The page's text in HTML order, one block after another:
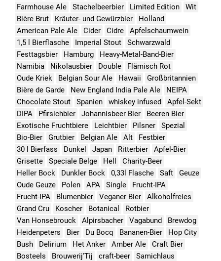
Farmhouse Ale
Stachelbeerbier Limited Edition
Wit
Bière Brut
Kräuter- und Gewürzbier
Holland
American Pale Ale
Cider Cidre
Apfelschaumwein
1,5 l Bierflasche
Imperial Stout
Schwarzwald
Festtagsbier
Hamburg
Heavy-Metal-Band-Bier
Namibia
Nikolausbier Double
Flämisch Rot
Oude Kriek
Belgian Sour Ale Hawaii
Großbritannien
Bière de Garde
New England India Pale Ale
NEIPA
Chocolate Stout
Spanien whiskey infused
Apfel-Sekt
DIPA
Pfirsichbier Johannisbeer Bier
Beeren Bier
Exotische Fruchtbiere
Leichtbier Pilsner
Spezial
Bio-Bier
Grutbier Belgian Ale Alt
Festbier
30 l Bierfass
Dunkel Japan Ritterbier
Apfel-Bier
Grisette
Speciale Belge Hell
Charity-Beer
Heller Bock
Dunkler Bock 0,33l Flasche Saft
Geuze
Oude Geuze
Polen APA Single
Frucht-IPA
Frucht-IPA
Blumenbier Veganer Bier
Alkoholfreies
Grand Cru
Koscher Botanical
Rotbier
Van Honsebrouck
Alpirsbacher Vagabund
Brewdog
Heidenpeters
Bier Du Bocq Bananen-Bier
Hop City
Bush
Delirium Het Anker Amber Ale
Craft Bier
Bosteels
Brouwerij'Tij craft-beer
Samichlaus